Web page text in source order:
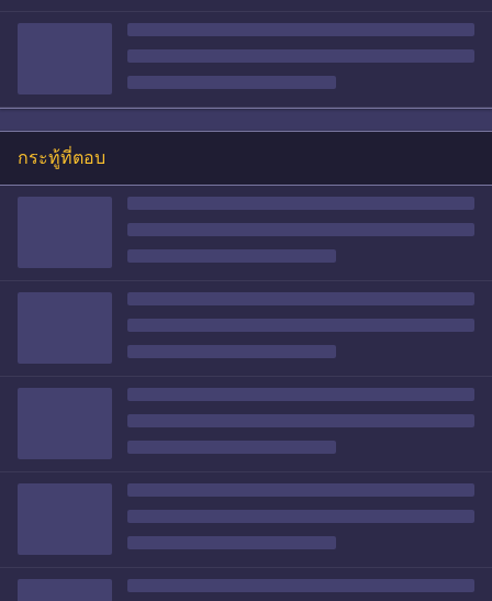
กระทู้ที่ตอบ